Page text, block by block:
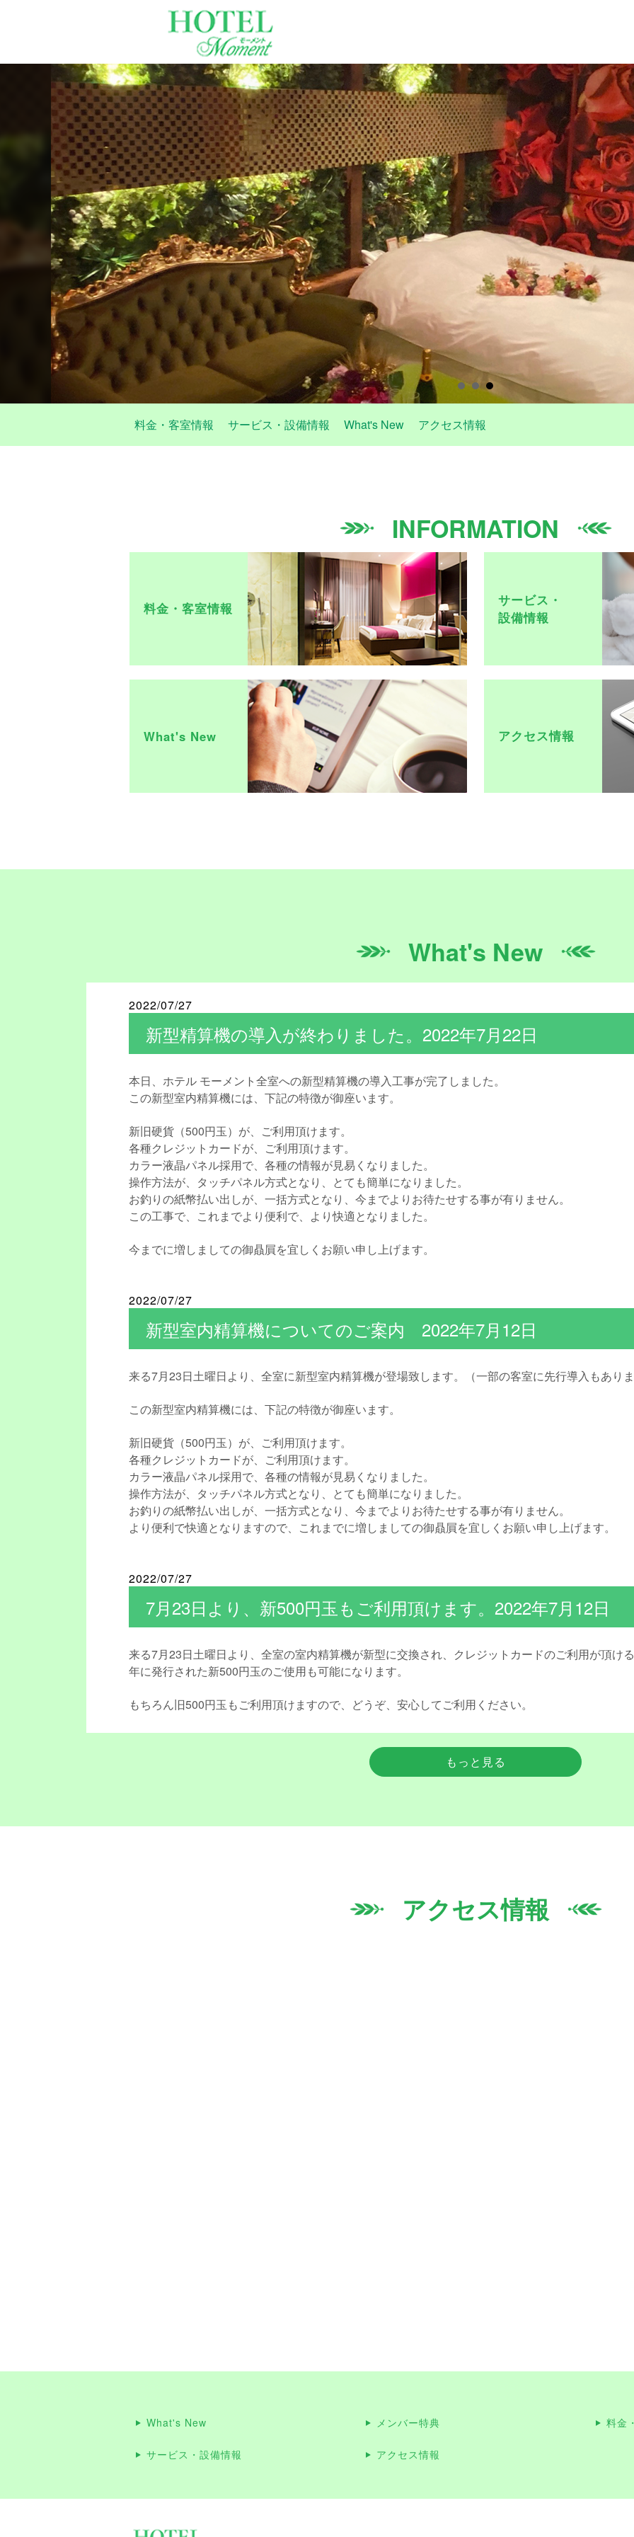
料金・客室情報 サービス・設備情報 What's New アクセス情報
INFORMATION
料金・客室情報
サービス・
設備情報
What's New アクセス情報
What's New
2022/07/27
新型精算機の導入が終わりました。2022年7月22日
本日、ホテル モーメント全室への新型精算機の導入工事が完了しました。
この新型室内精算機には、下記の特徴が御座います。
新旧硬貨（500円玉）が、ご利用頂けます。
各種クレジットカードが、ご利用頂けます。
カラー液晶パネル採用で、各種の情報が見易くなりました。
操作方法が、タッチパネル方式となり、とても簡単になりました。
お釣りの紙幣払い出しが、一括方式となり、今までよりお待たせする事が有りません。
この工事で、これまでより便利で、より快適となりました。
今までに増しましての御贔屓を宜しくお願い申し上げます。
2022/07/27
新型室内精算機についてのご案内 2022年7月12日
来る7月23日土曜日より、全室に新型室内精算機が登場致します。（一部の客室に先行導入もあり
この新型室内精算機には、下記の特徴が御座います。
新旧硬貨（500円玉）が、ご利用頂けます。
各種クレジットカードが、ご利用頂けます。
カラー液晶パネル採用で、各種の情報が見易くなりました。
操作方法が、タッチパネル方式となり、とても簡単になりました。
お釣りの紙幣払い出しが、一括方式となり、今までよりお待たせする事が有りません。
より便利で快適となりますので、これまでに増しましての御贔屓を宜しくお願い申し上げます。
2022/07/27
7月23日より、新500円玉もご利用頂けます。2022年7月12日
来る7月23日土曜日より、全室の室内精算機が新型に交換され、クレジットカードのご利用が頂け
年に発行された新500円玉のご使用も可能になります。
もちろん旧500円玉もご利用頂けますので、どうぞ、安心してご利用ください。
もっと見る
アクセス情報
What's New メンバー特典 料金
サービス・設備情報 アクセス情報